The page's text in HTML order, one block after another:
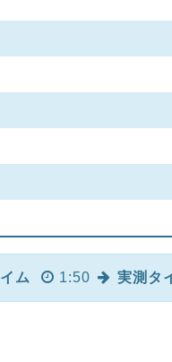
ム 1:50 実測タ